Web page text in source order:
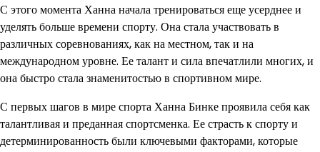
С этого момента Ханна начала тренироваться еще усерднее и
уделять больше времени спорту. Она стала участвовать в
различных соревнованиях, как на местном, так и на
международном уровне. Ее талант и сила впечатлили многих, и
она быстро стала знаменитостью в спортивном мире.
С первых шагов в мире спорта Ханна Бинке проявила себя как
талантливая и преданная спортсменка. Ее страсть к спорту и
детерминированность были ключевыми факторами, которые